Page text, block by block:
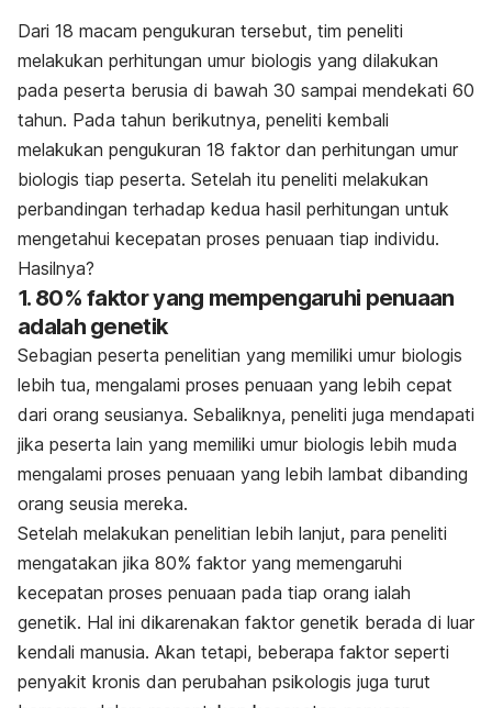
Dari 18 macam pengukuran tersebut, tim peneliti
melakukan perhitungan umur biologis yang dilakukan
pada peserta berusia di bawah 30 sampai mendekati 60
tahun. Pada tahun berikutnya, peneliti kembali
melakukan pengukuran 18 faktor dan perhitungan umur
biologis tiap peserta. Setelah itu peneliti melakukan
perbandingan terhadap kedua hasil perhitungan untuk
mengetahui kecepatan proses penuaan tiap individu.
Hasilnya?
1. 80% faktor yang mempengaruhi penuaan
adalah genetik
Sebagian peserta penelitian yang memiliki umur biologis
lebih tua, mengalami proses penuaan yang lebih cepat
dari orang seusianya. Sebaliknya, peneliti juga mendapati
jika peserta lain yang memiliki umur biologis lebih muda
mengalami proses penuaan yang lebih lambat dibanding
orang seusia mereka.
Setelah melakukan penelitian lebih lanjut, para peneliti
mengatakan jika 80% faktor yang memengaruhi
kecepatan proses penuaan pada tiap orang ialah
genetik. Hal ini dikarenakan faktor genetik berada di luar
kendali manusia. Akan tetapi, beberapa faktor seperti
penyakit kronis dan perubahan psikologis juga turut